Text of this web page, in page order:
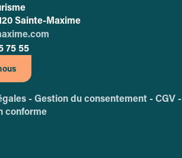
de tourisme de Sainte-Maxime
Sainte-Maxime
75 55
-Gestion du consentement -CGV -
conforme